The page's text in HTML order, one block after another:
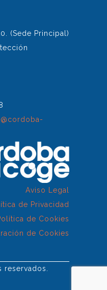
(Sede Principal)
Aviso Legal
de Privacidad
de Cookies
de Cookies